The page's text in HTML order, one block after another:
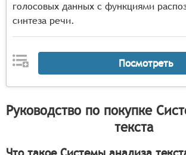
голосовых данных с функциями
синтеза речи.
Посмотреть
Руководство по покупке
текста